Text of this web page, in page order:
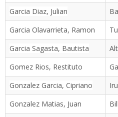
Garcia Diaz, Julian
Garcia Olavarrieta, Ramon
Garcia Sagasta, Bautista
Gomez Rios, Restituto
Gonzalez Garcia, Cipriano
Gonzalez Matias, Juan